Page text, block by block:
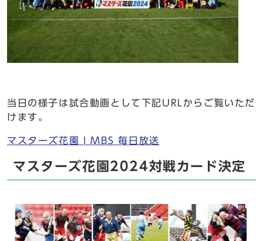
当日の様子は試合動画として下記URLからご覧いただ
けます。
マスターズ花園 | MBS 毎日放送
マスターズ花園2024対戦カード決定